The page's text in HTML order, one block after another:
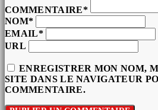
COMMENTAIRE*
NOM*
EMAIL*
URL
ENREGISTRER MON NOM,
SITE DANS LE NAVIGATEUR
COMMENTAIRE.